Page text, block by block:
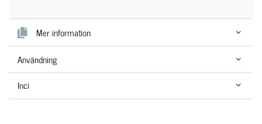
Mer information
Användning
Inci